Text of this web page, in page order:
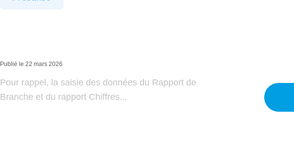
Publié le 22 mars 2026
Pour rappel, la saisie des données du Rapport de
Branche et du rapport Chiffres...